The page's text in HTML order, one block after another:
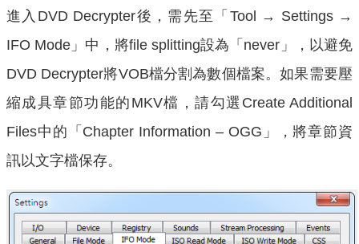
進入DVD Decrypter後，需先至「Tool → Settings →
IFO Mode」中，將file splitting設為「never」，以避免
DVD Decrypter將VOB檔分割為數個檔案。如果需要壓
縮成具章節功能的MKV檔，請勾選Create Additional
Files中的「Chapter Information – OGG」，將章節資
訊以文字檔保存。